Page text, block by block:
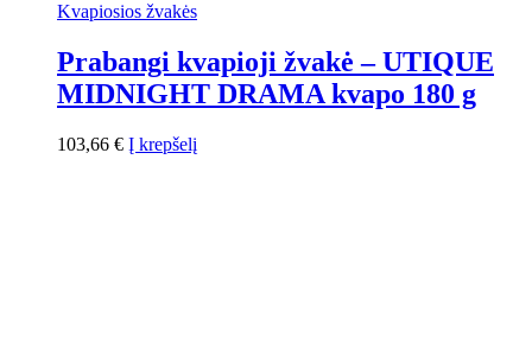
Kvapiosios žvakės
Prabangi kvapioji žvakė – UTIQUE
MIDNIGHT DRAMA kvapo 180 g
103,66 € Į krepšelį